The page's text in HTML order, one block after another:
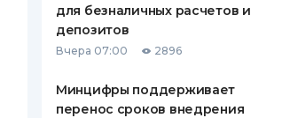
для безналичных расчетов и
депозитов
Вчера 07:00 2896
Минцифры поддерживает
перенос сроков внедрения